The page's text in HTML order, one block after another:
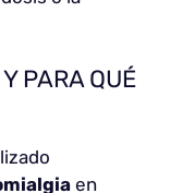
PARA QUÉ
en